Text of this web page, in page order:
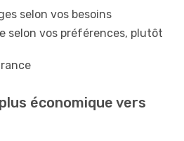
selon vos besoins
selon vos préférences, plutôt
économique vers